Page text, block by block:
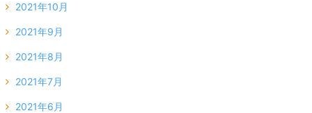
2021年10月
2021年9月
2021年8月
2021年7月
2021年6月